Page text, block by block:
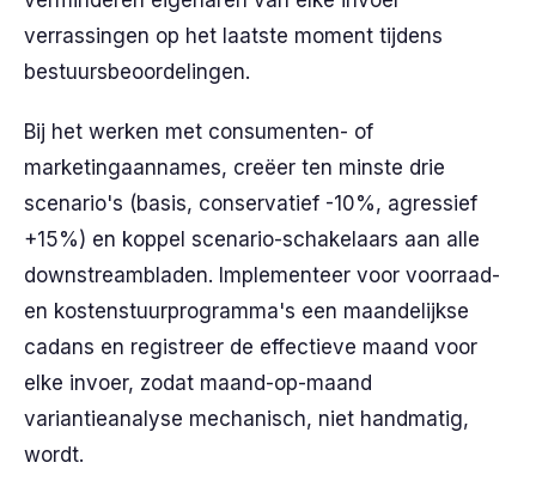
verrassingen op het laatste moment tijdens
bestuursbeoordelingen.
Bij het werken met consumenten- of
marketingaannames, creëer ten minste drie
scenario's (basis, conservatief -10%, agressief
+15%) en koppel scenario-schakelaars aan alle
downstreambladen. Implementeer voor voorraad-
en kostenstuurprogramma's een maandelijkse
cadans en registreer de effectieve maand voor
elke invoer, zodat maand-op-maand
variantieanalyse mechanisch, niet handmatig,
wordt.